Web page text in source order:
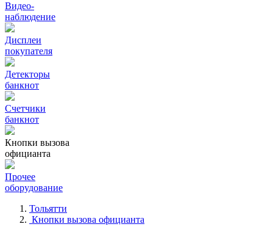
Видео‑
наблюдение
Дисплеи
покупателя
Детекторы
банкнот
Счетчики
банкнот
Кнопки вызова
официанта
Прочее
оборудование
Тольятти
Кнопки вызова официанта